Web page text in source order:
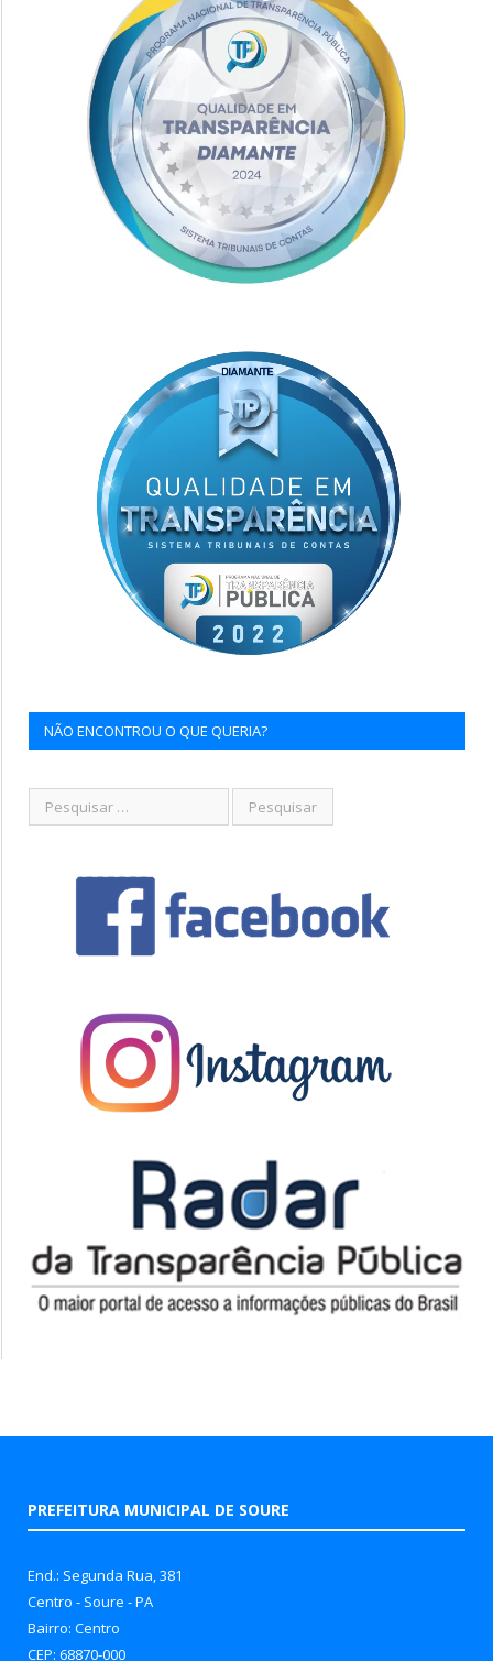
NÃO ENCONTROU O QUE QUERIA?
PREFEITURA MUNICIPAL DE SOURE
End.: Segunda Rua, 381
Centro - Soure - PA
Bairro: Centro
CEP: 68870-000